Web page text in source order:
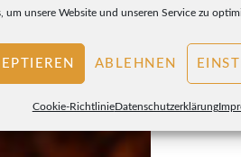
um unsere Website und unseren Service zu
ABLEHNEN
Cookie-RichtlinieDatenschutzerklärung